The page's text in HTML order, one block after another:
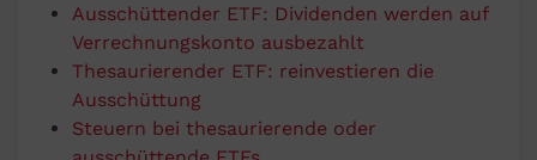
Ausschüttender ETF: Dividenden werden auf
Verrechnungskonto ausbezahlt
Thesaurierender ETF: reinvestieren die
Ausschüttung
Steuern bei thesaurierende oder